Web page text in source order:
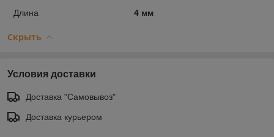
Длина
4 мм
Скрыть
Условия доставки
Доставка "Самовывоз"
Доставка курьером